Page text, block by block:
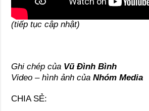
(tiếp tục cập nhật)
Ghi chép của Vũ Đình Bình
Video – hình ảnh củaNhóm Media
CHIA SẺ: